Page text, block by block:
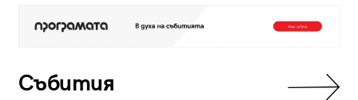
Събития